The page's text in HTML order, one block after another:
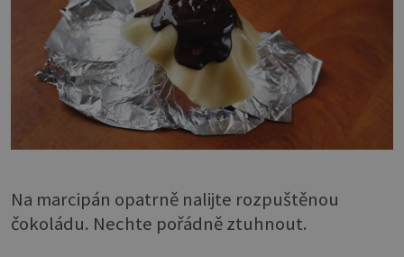
Na marcipán opatrně nalijte rozpuštěnou
čokoládu. Nechte pořádně ztuhnout.